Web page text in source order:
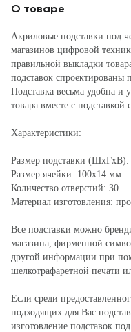
О товаре
Акриловые подставки под
магазинов цифровой
правильной выкладки
подставок спроектированы
Подставка весьма удобна и
товара вместе с
Характеристики:
Размер подставки
Размер ячейки: 100х14 мм
Количество отверстий: 30
Материал изготовления:
Все подставки можно
магазина, фирменной
другой информации при
шелкотрафаретной печати
Если среди
подходящих для Вас
изготовление подставок